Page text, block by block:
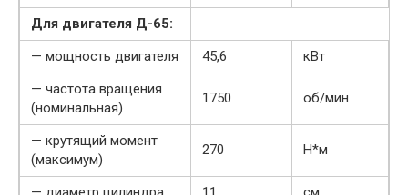
Для двигателя Д-65:
— мощность двигателя
45,6
кВт
— частота вращения
(номинальная)
1750 об/мин
— крутящий момент
(максимум)
270 Н*м